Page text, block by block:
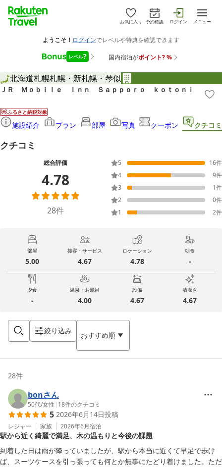
お気に入り 予約確認 ログイン メニュー
北海道札幌札幌・新札幌・琴似
ＪＲ Ｍｏｂｉｌｅ Ｉｎｎ Ｓａｐｐｏｒｏ ｋｏｔｏｎｉ
ふるさと納税対象
施設紹介 プラン 部屋 写真 クーポン クチコミ
クチコミ
総合評価
4.78
28件
5 16件
4
9件
3
1件
2
0件
1
2件
部屋
5.00
接客・サービス
4.67
ロケーション
4.78
朝食
-
夕食
-
温泉・お風呂
4.00
設備
4.67
清潔さ
4.67
絞り込み おすすめ順
28件
bonさん
50代/女性 | 18件のクチコミ
5 2026年6月14日投稿
レジャー 家族 2026年6月宿泊
駅から近く綺麗で満足、木の温もりと今後の課題
到着した日は雨が降っていましたが、駅から本当に近くて早足で歩け
ば、スーツケースを引っ張っても何とか無事にたどり着けました。ただ